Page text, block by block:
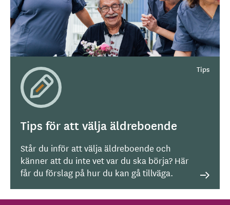
Tips för att välja äldreboende
Står du inför att välja äldreboende och
känner att du inte vet var du ska börja? Här
får du förslag på hur du kan gå tillväga.